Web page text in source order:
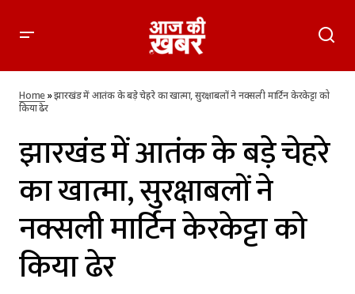
केरकेट्टा को किया ढेर
Home»झारखंड में आतंक के बड़े चेहरे का खात्मा, सुरक्षाबलों ने नक्सली मार्टिन केरकेट्टा को
किया ढेर
झारखंड में आतंक के बड़े चेहरे
का खात्मा, सुरक्षाबलों ने
नक्सली मार्टिन केरकेट्टा को
किया ढेर